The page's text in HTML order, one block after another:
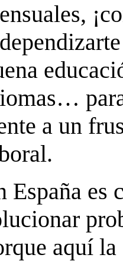
a un
España es
aquí